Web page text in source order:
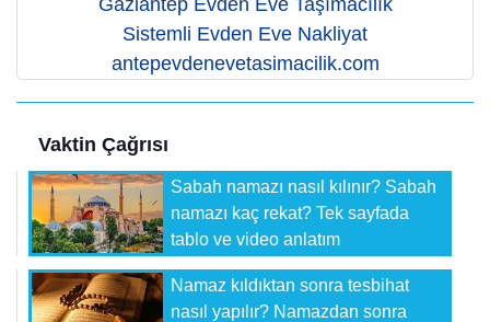
Sistemli Evden Eve Nakliyat
antepevdenevetasimacilik.com
Vaktin Çağrısı
Sabah namazı nasıl kılınır? Sabah
namazı kaç rekat? Tek sayfada
tablo ve video anlatım
Namaz kıldıktan sonra tesbihat
nasıl yapılır? Namazdan sonra